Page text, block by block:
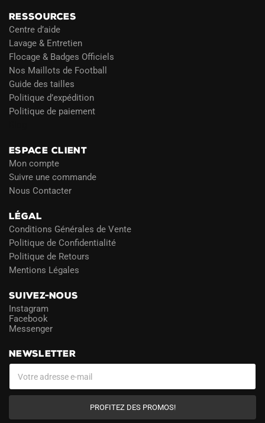
RESSOURCES
Centre d’aide
Lavage & Entretien
Flocage & Badges Officiels
Nos Maillots de Football
Guide des tailles
Politique d’expédition
Politique de paiement
ESPACE CLIENT
Mon compte
Suivre une commande
Nous Contacter
LÉGAL
Conditions Générales de Vente
Politique de Confidentialité
Politique de Retours
Mentions Légales
SUIVEZ-NOUS
Instagram
Facebook
Messenger
NEWSLETTER
PROFITEZ DES PROMOS!